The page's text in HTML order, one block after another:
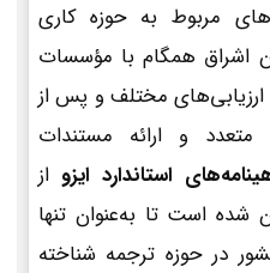
مربوط به حوزه کاری
همگام با مؤسسات
ارزیابی‌های مختلف و پس از
و ارائه مستندات
استاندارد ایزو از
شده است تا به‌عنوان تنها
در حوزه ترجمه شناخته